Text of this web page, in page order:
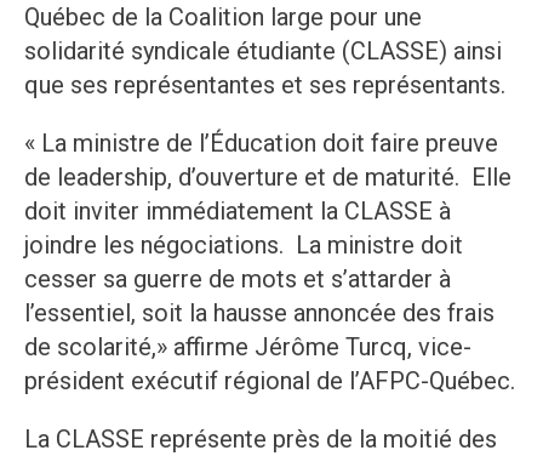
Québec de la Coalition large pour une
solidarité syndicale étudiante (CLASSE) ainsi
que ses représentantes et ses représentants.
« La ministre de l’Éducation doit faire preuve
de leadership, d’ouverture et de maturité. Elle
doit inviter immédiatement la CLASSE à
joindre les négociations. La ministre doit
cesser sa guerre de mots et s’attarder à
l’essentiel, soit la hausse annoncée des frais
de scolarité,» affirme Jérôme Turcq, vice-
président exécutif régional de l’AFPC-Québec.
La CLASSE représente près de la moitié des